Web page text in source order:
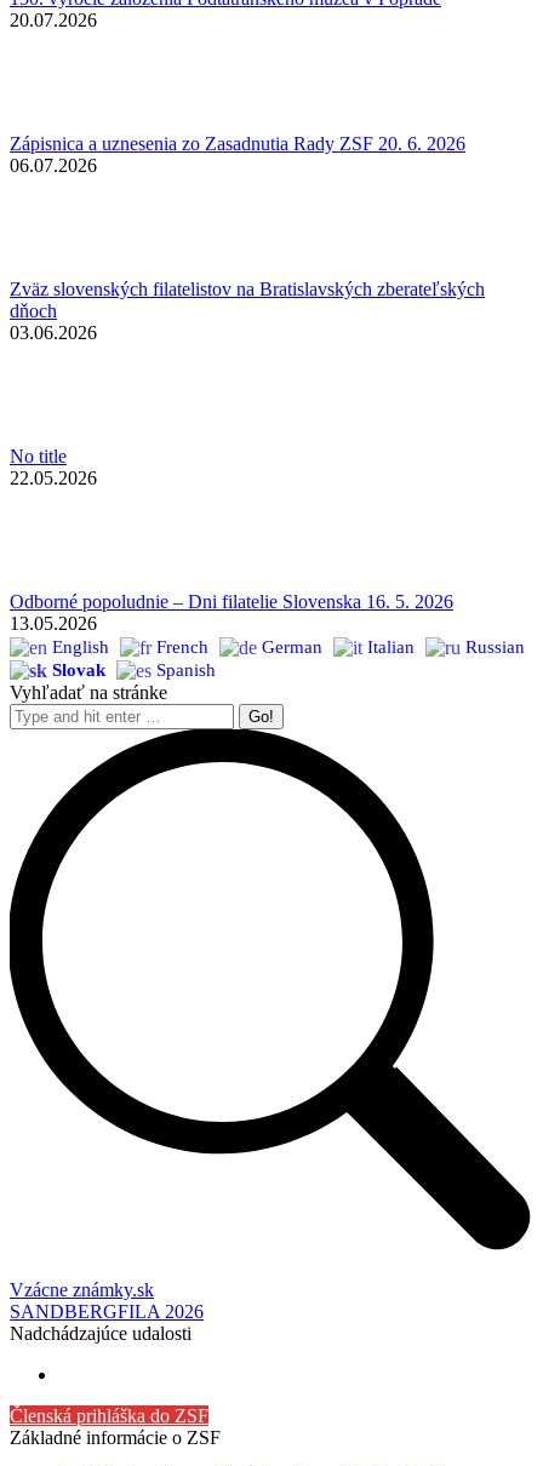
20.07.2026
Zápisnica a uznesenia zo Zasadnutia Rady ZSF 20. 6. 2026
06.07.2026
Zväz slovenských filatelistov na Bratislavských zberateľských
dňoch
03.06.2026
No title
22.05.2026
Odborné popoludnie – Dni filatelie Slovenska 16. 5. 2026
13.05.2026
English French German Italian
Russian
Slovak
Spanish
Vyhľadať na stránke
Search:
Vzácne známky.sk
SANDBERGFILA 2026
Nadchádzajúce udalosti
Členská prihláška do ZSF
Základné informácie o ZSF